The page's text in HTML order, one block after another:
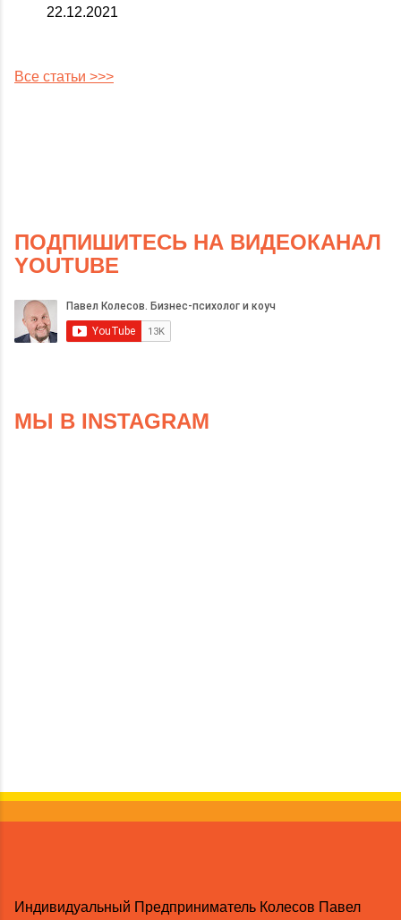
22.12.2021
Все статьи >>>
ПОДПИШИТЕСЬ НА ВИДЕОКАНАЛ
YOUTUBE
МЫ В INSTAGRAM
Индивидуальный Предприниматель Колесов Павел